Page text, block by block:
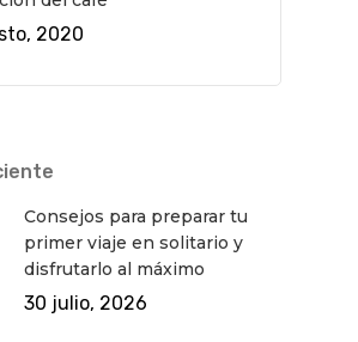
2020
Consejos para preparar tu
primer viaje en solitario y
disfrutarlo al máximo
30 julio, 2026
QUÉ HACER
Teatro
Novedades
Rutas Por Madrid
Bares Y Cafés
BEAUTY
CONTACTO